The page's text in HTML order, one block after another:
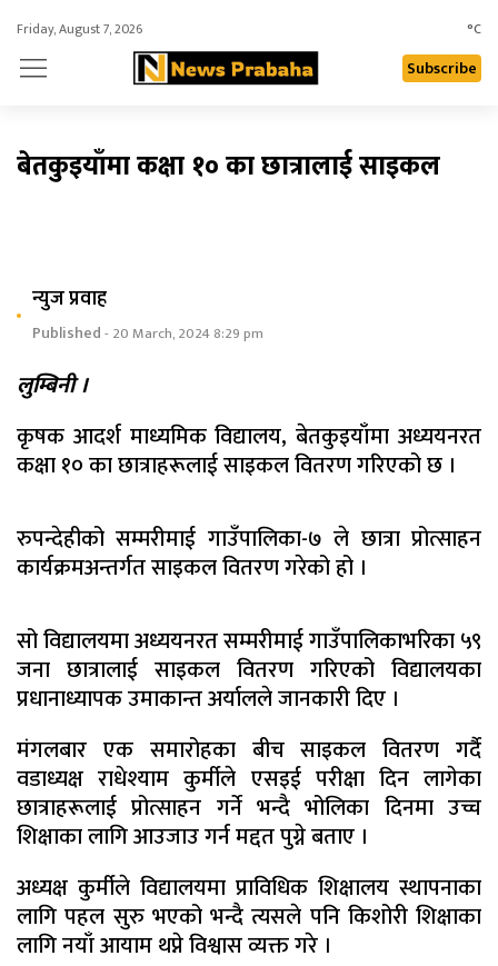
Friday, August 7, 2026 °C
Subscribe
बेतकुइयाँमा कक्षा १० का छात्रालाई साइकल
न्युज प्रवाह
Published- 20 March, 2024 8:29 pm
लुम्बिनी ।
कृषक आदर्श माध्यमिक विद्यालय, बेतकुइयाँमा अध्ययनरत
कक्षा १० का छात्राहरूलाई साइकल वितरण गरिएको छ ।
रुपन्देहीको सम्मरीमाई गाउँपालिका-७ ले छात्रा प्रोत्साहन
कार्यक्रमअन्तर्गत साइकल वितरण गरेको हो ।
सो विद्यालयमा अध्ययनरत सम्मरीमाई गाउँपालिकाभरिका ५९
जना छात्रालाई साइकल वितरण गरिएको विद्यालयका
प्रधानाध्यापक उमाकान्त अर्यालले जानकारी दिए ।
मंगलबार एक समारोहका बीच साइकल वितरण गर्दै
वडाध्यक्ष राधेश्याम कुर्मीले एसइई परीक्षा दिन लागेका
छात्राहरूलाई प्रोत्साहन गर्ने भन्दै भोलिका दिनमा उच्च
शिक्षाका लागि आउजाउ गर्न मद्दत पुग्ने बताए ।
अध्यक्ष कुर्मीले विद्यालयमा प्राविधिक शिक्षालय स्थापनाका
लागि पहल सुरु भएको भन्दै त्यसले पनि किशोरी शिक्षाका
लागि नयाँ आयाम थप्ने विश्वास व्यक्त गरे ।